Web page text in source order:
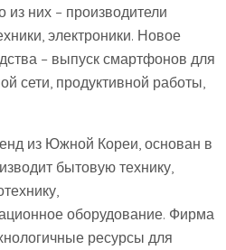
них – производители
электроники. Новое
– выпуск смартфонов для
сети, продуктивной работы,
из Южной Кореи, основан в
бытовую технику,
оборудование. Фирма
ресурсы для